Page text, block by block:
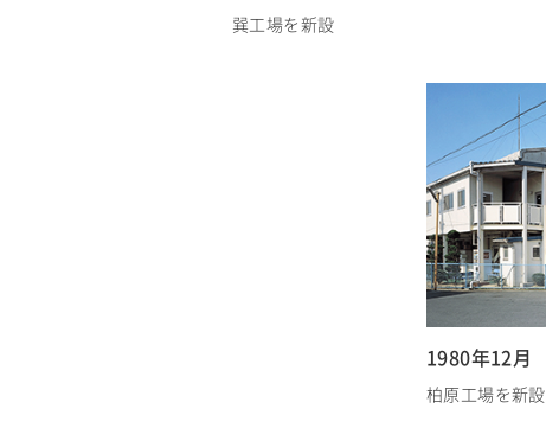
巽工場を新設
1980年12月
柏原工場を新設